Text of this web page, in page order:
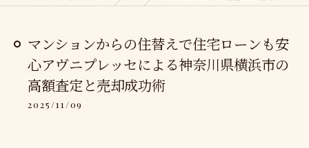
マンションからの住替えで住宅ローンも安
心アヴニプレッセによる神奈川県横浜市の
高額査定と売却成功術
2025/11/09